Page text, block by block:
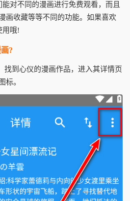
对不同的漫画进行免费观看，而且
画收藏等等不同的功能。如果喜欢
用哦!
?
找到心仪的漫画作品，进入其详情页
标。